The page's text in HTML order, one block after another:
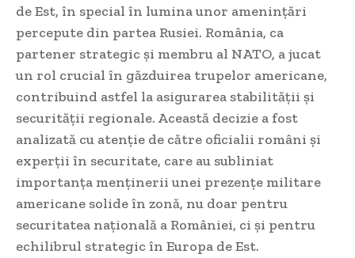
de Est, în special în lumina unor amenințări
percepute din partea Rusiei. România, ca
partener strategic și membru al NATO, a jucat
un rol crucial în găzduirea trupelor americane,
contribuind astfel la asigurarea stabilității și
securității regionale. Această decizie a fost
analizată cu atenție de către oficialii români și
experții în securitate, care au subliniat
importanța menținerii unei prezențe militare
americane solide în zonă, nu doar pentru
securitatea națională a României, ci și pentru
echilibrul strategic în Europa de Est.